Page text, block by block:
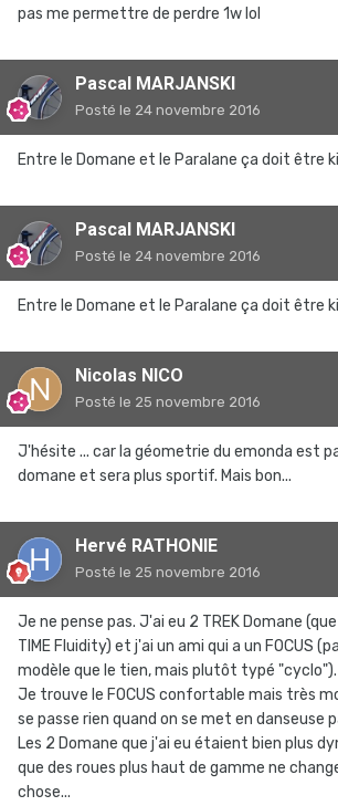
pas me permettre de perdre 1w lol
Pascal MARJANSKI
Posté le 24 novembre 2016
Entre le Domane et le Paralane ça doit être
Pascal MARJANSKI
Posté le 24 novembre 2016
Entre le Domane et le Paralane ça doit être
Nicolas NICO
Posté le 25 novembre 2016
J'hésite ... car la géometrie du emonda est
domane et sera plus sportif. Mais bon...
Hervé RATHONIE
Posté le 25 novembre 2016
Je ne pense pas. J'ai eu 2 TREK Domane
TIME Fluidity) et j'ai un ami qui a un FOCUS
modèle que le tien, mais plutôt typé "cyclo").
Je trouve le FOCUS confortable mais très
se passe rien quand on se met en danseuse
Les 2 Domane que j'ai eu étaient bien plus
que des roues plus haut de gamme ne
chose...